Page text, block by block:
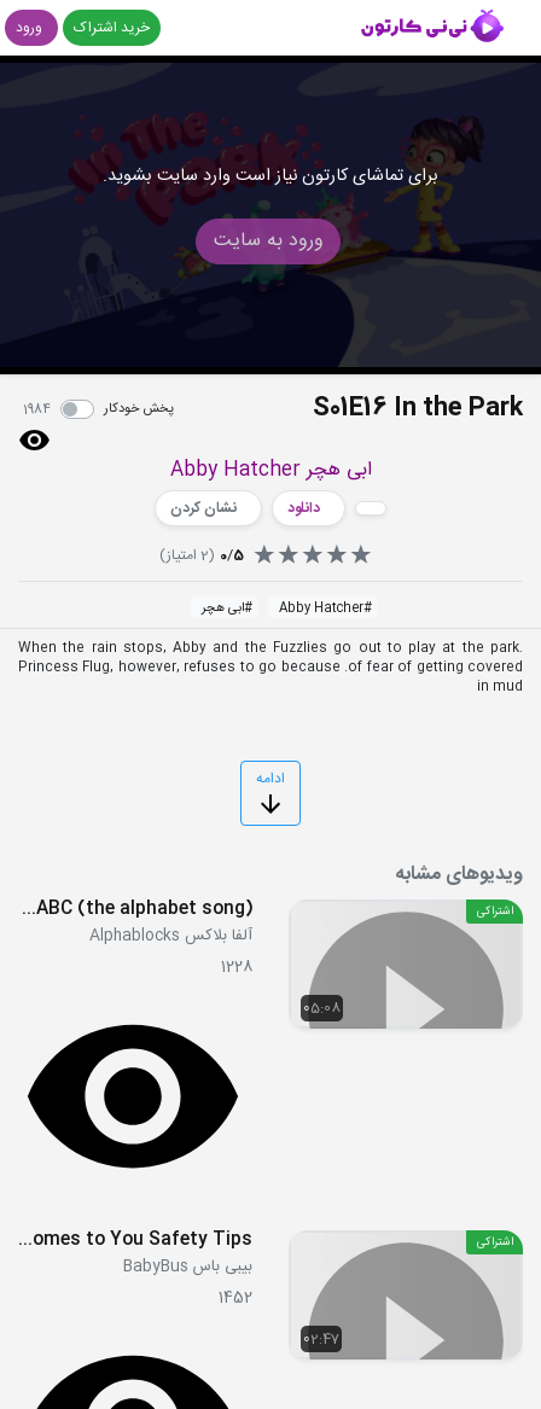
خرید اشتراک ورود
برای تماشای کارتون نیاز است وارد سایت بشوید.
ورود به سایت
S01E16 In the Park پخش خودکار 1984
ابی هچر Abby Hatcher
دانلود
نشان کردن
0/5
(
2 امتیاز)
#
Abby Hatcher
#ابی هچر
When the rain stops, Abby and the Fuzzlies go out to play at the park.
Princess Flug, however, refuses to go because .of fear of getting covered
in mud
ادامه
ویدیوهای مشابه
05:08
اشتراکی S02E25 - ABC (the alphabet song)
آلفا بلاکس Alphablocks
1228
02:47
اشتراکی Say ’NO’ to Strangers When a Stranger Comes to You Safety Tips
بیبی باس BabyBus
1452